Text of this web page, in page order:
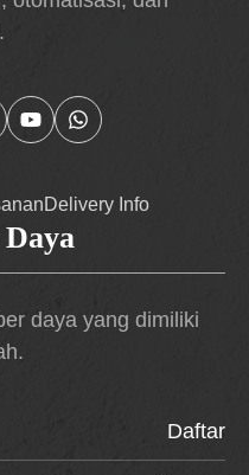
Delivery Info
daya yang dimiliki
Daftar